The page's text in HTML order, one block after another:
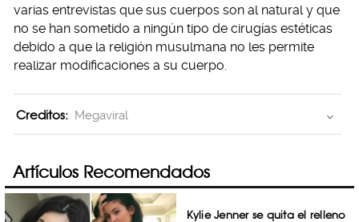
varias entrevistas que sus cuerpos son al natural y que
no se han sometido a ningún tipo de cirugías estéticas
debido a que la religión musulmana no les permite
realizar modificaciones a su cuerpo.
Creditos: Megaviral
Artículos Recomendados
Kylie Jenner se quita el relleno